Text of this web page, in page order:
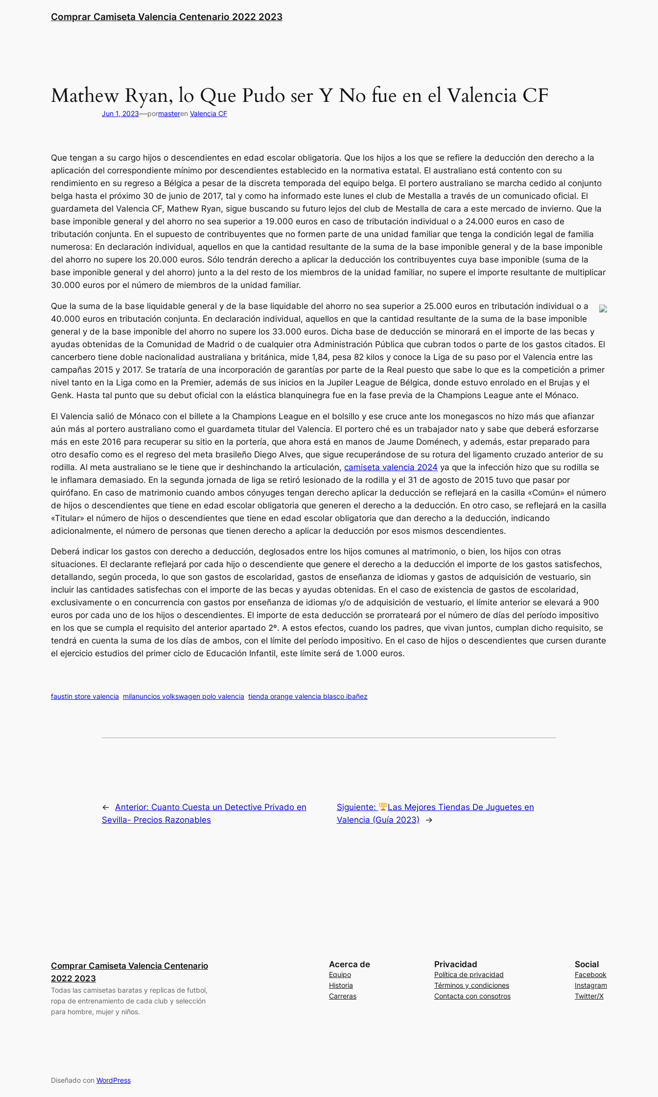
Comprar Camiseta Valencia Centenario 2022 2023
Mathew Ryan, lo Que Pudo ser Y No fue en el Valencia CF
Jun 1, 2023—pormasteren Valencia CF
Que tengan a su cargo hijos o descendientes en edad escolar obligatoria. Que los hijos a los que se refiere la deducción den derecho a la
aplicación del correspondiente mínimo por descendientes establecido en la normativa estatal. El australiano está contento con su
rendimiento en su regreso a Bélgica a pesar de la discreta temporada del equipo belga. El portero australiano se marcha cedido al conjunto
belga hasta el próximo 30 de junio de 2017, tal y como ha informado este lunes el club de Mestalla a través de un comunicado oficial. El
guardameta del Valencia CF, Mathew Ryan, sigue buscando su futuro lejos del club de Mestalla de cara a este mercado de invierno. Que la
base imponible general y del ahorro no sea superior a 19.000 euros en caso de tributación individual o a 24.000 euros en caso de
tributación conjunta. En el supuesto de contribuyentes que no formen parte de una unidad familiar que tenga la condición legal de familia
numerosa: En declaración individual, aquellos en que la cantidad resultante de la suma de la base imponible general y de la base imponible
del ahorro no supere los 20.000 euros. Sólo tendrán derecho a aplicar la deducción los contribuyentes cuya base imponible (suma de la
base imponible general y del ahorro) junto a la del resto de los miembros de la unidad familiar, no supere el importe resultante de multiplicar
30.000 euros por el número de miembros de la unidad familiar.
Que la suma de la base liquidable general y de la base liquidable del ahorro no sea superior a 25.000 euros en tributación individual o a
40.000 euros en tributación conjunta. En declaración individual, aquellos en que la cantidad resultante de la suma de la base imponible
general y de la base imponible del ahorro no supere los 33.000 euros. Dicha base de deducción se minorará en el importe de las becas y
ayudas obtenidas de la Comunidad de Madrid o de cualquier otra Administración Pública que cubran todos o parte de los gastos citados. El
cancerbero tiene doble nacionalidad australiana y británica, mide 1,84, pesa 82 kilos y conoce la Liga de su paso por el Valencia entre las
campañas 2015 y 2017. Se trataría de una incorporación de garantías por parte de la Real puesto que sabe lo que es la competición a primer
nivel tanto en la Liga como en la Premier, además de sus inicios en la Jupiler League de Bélgica, donde estuvo enrolado en el Brujas y el
Genk. Hasta tal punto que su debut oficial con la elástica blanquinegra fue en la fase previa de la Champions League ante el Mónaco.
El Valencia salió de Mónaco con el billete a la Champions League en el bolsillo y ese cruce ante los monegascos no hizo más que afianzar
aún más al portero australiano como el guardameta titular del Valencia. El portero ché es un trabajador nato y sabe que deberá esforzarse
más en este 2016 para recuperar su sitio en la portería, que ahora está en manos de Jaume Doménech, y además, estar preparado para
otro desafío como es el regreso del meta brasileño Diego Alves, que sigue recuperándose de su rotura del ligamento cruzado anterior de su
rodilla. Al meta australiano se le tiene que ir deshinchando la articulación, camiseta valencia 2024 ya que la infección hizo que su rodilla se
le inflamara demasiado. En la segunda jornada de liga se retiró lesionado de la rodilla y el 31 de agosto de 2015 tuvo que pasar por
quirófano. En caso de matrimonio cuando ambos cónyuges tengan derecho aplicar la deducción se reflejará en la casilla «Común» el número
de hijos o descendientes que tiene en edad escolar obligatoria que generen el derecho a la deducción. En otro caso, se reflejará en la casilla
«Titular» el número de hijos o descendientes que tiene en edad escolar obligatoria que dan derecho a la deducción, indicando
adicionalmente, el número de personas que tienen derecho a aplicar la deducción por esos mismos descendientes.
Deberá indicar los gastos con derecho a deducción, deglosados entre los hijos comunes al matrimonio, o bien, los hijos con otras
situaciones. El declarante reflejará por cada hijo o descendiente que genere el derecho a la deducción el importe de los gastos satisfechos,
detallando, según proceda, lo que son gastos de escolaridad, gastos de enseñanza de idiomas y gastos de adquisición de vestuario, sin
incluir las cantidades satisfechas con el importe de las becas y ayudas obtenidas. En el caso de existencia de gastos de escolaridad,
exclusivamente o en concurrencia con gastos por enseñanza de idiomas y/o de adquisición de vestuario, el límite anterior se elevará a 900
euros por cada uno de los hijos o descendientes. El importe de esta deducción se prorrateará por el número de días del período impositivo
en los que se cumpla el requisito del anterior apartado 2º. A estos efectos, cuando los padres, que vivan juntos, cumplan dicho requisito, se
tendrá en cuenta la suma de los días de ambos, con el límite del período impositivo. En el caso de hijos o descendientes que cursen durante
el ejercicio estudios del primer ciclo de Educación Infantil, este límite será de 1.000 euros.
faustin store valencia milanuncios volkswagen polo valencia tienda orange valencia blasco ibañez
← Anterior: Cuanto Cuesta un Detective Privado en
Sevilla- Precios Razonables
Siguiente:
Las Mejores Tiendas De Juguetes en
Valencia (Guía 2023)
→
Comprar Camiseta Valencia Centenario
2022 2023
Todas las camisetas baratas y replicas de futbol,
ropa de entrenamiento de cada club y selección
para hombre, mujer y niños.
Acerca de
Equipo
Historia
Carreras
Privacidad
Política de privacidad
Términos y condiciones
Contacta con consotros
Social
Facebook
Instagram
Twitter/X
Diseñado con WordPress